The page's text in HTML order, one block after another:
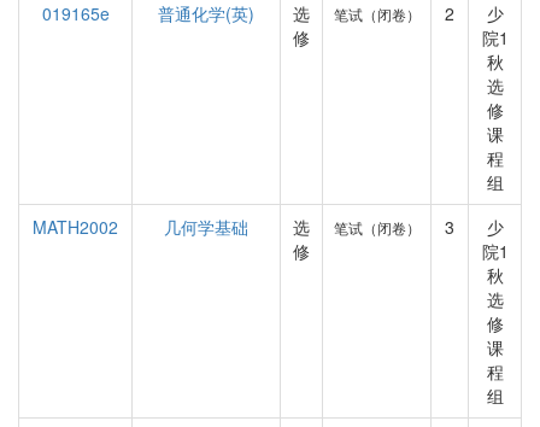
019165e
普通化学(英)
选
修
笔试（闭卷） 2
少
院1
秋
选
修
课
程
组
MATH2002
几何学基础
选
修
笔试（闭卷） 3
少
院1
秋
选
修
课
程
组